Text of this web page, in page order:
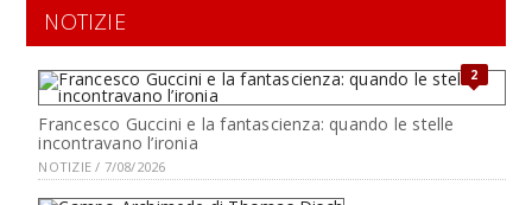
NOTIZIE
2
Francesco Guccini e la fantascienza: quando le stelle
incontravano l’ironia
NOTIZIE / 7/08/2026